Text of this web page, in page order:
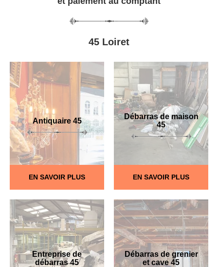
45 Loiret
Antiquaire 45
EN SAVOIR PLUS
Débarras de maison
45
EN SAVOIR PLUS
Entreprise de
débarras 45
Débarras de grenier
et cave 45